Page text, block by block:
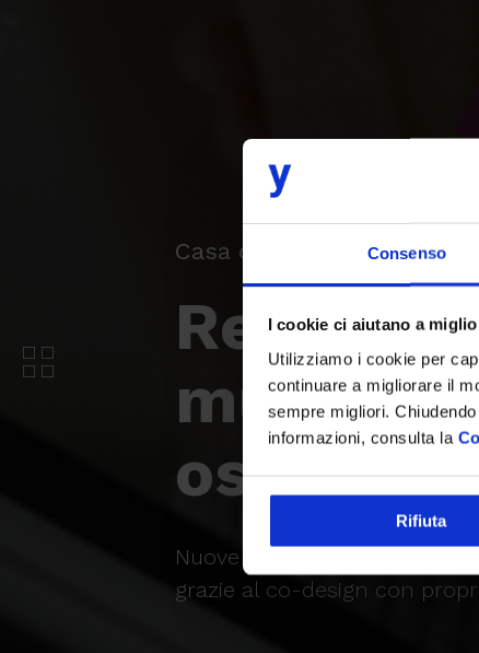
Consenso
I cookie ci aiutano a
Utilizziamo i cookie per
continuare a migliorare il
sempre migliori.
informazioni, consulta la
Rifiuta
Casa di Cura Pederzoli -
Nuove funzionalità e nuova
grazie al co-design con